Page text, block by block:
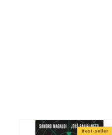
Best-seller